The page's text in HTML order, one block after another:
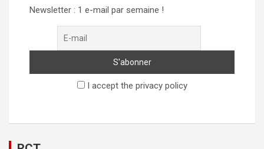
Newsletter : 1 e-mail par semaine !
I accept the privacy policy